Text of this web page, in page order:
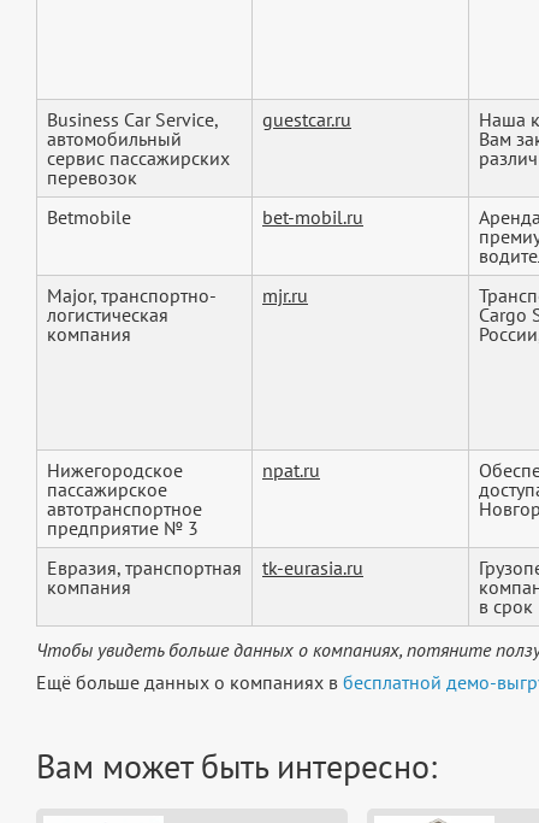
Business Car Service,
автомобильный
сервис пассажирских
перевозок
guestcar.ru
Наша
Вам
Betmobile bet-mobil.ru
Major, транспортно-
логистическая
компания
mjr.ru
Cargo
Нижегородское
пассажирское
автотранспортное
предприятие № 3
npat.ru
Евразия, транспортная
компания
tk-eurasia.ru
в срок
Чтобы увидеть больше данных о компаниях, потяните
Ещё больше данных о компаниях в бесплатной демо-
Вам может быть интересно: